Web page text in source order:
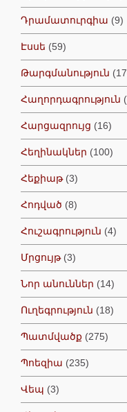
Դրամատուրգիա (9)
Էսսե (59)
Թարգմանություն
Հաղորդագրություն
Հարցազրույց (16)
Հեղինակներ (100)
Հեքիաթ(3)
Հոդված (8)
Հուշագրություն (4)
Մրցույթ(3)
Նոր անուններ (14)
Ուղեգրություն (18)
Պատմվածք (275)
Պոեզիա (235)
Վեպ (3)